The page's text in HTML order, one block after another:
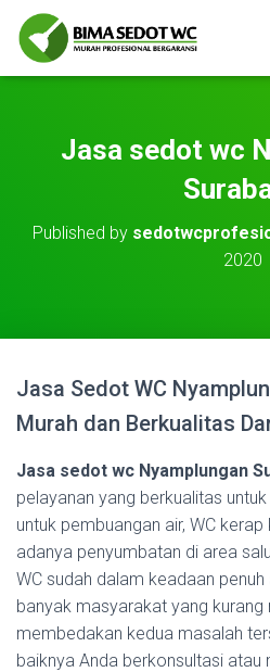
Jasa sedot wc
Published by
2020
Jasa Sedot WC
Murah dan Berkualitas
Jasa sedot wc Nyamplungan
pelayanan yang berkualitas
untuk pembuangan air, WC
adanya penyumbatan di area
WC sudah dalam keadaan
banyak masyarakat yang
membedakan kedua masalah
baiknya Anda berkonsultasi atau